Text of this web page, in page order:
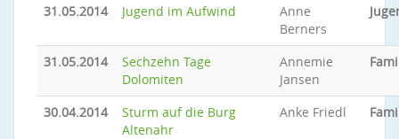
31.05.2014 Jugend im Aufwind
Anne
Berners
31.05.2014
Sechzehn Tage
Dolomiten
Annemie
Jansen
30.04.2014
Sturm auf die Burg
Altenahr
Anke Friedl